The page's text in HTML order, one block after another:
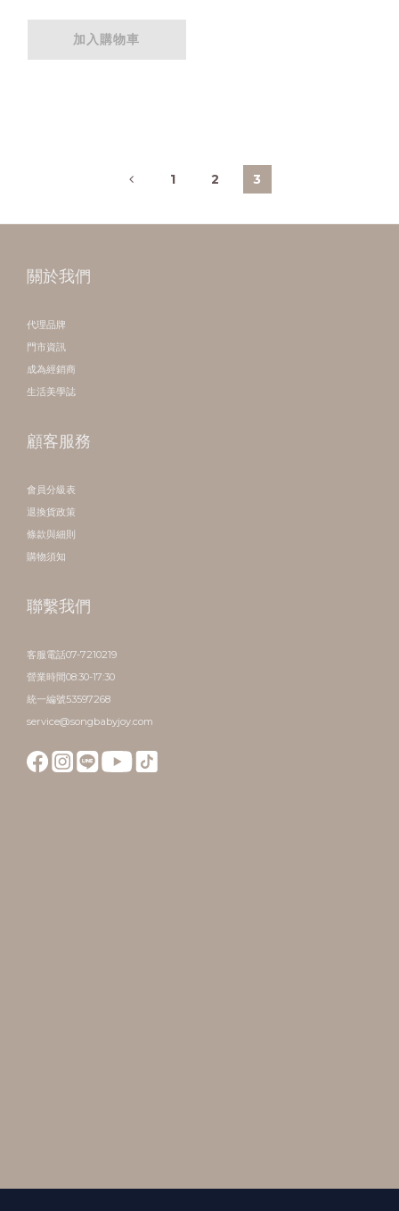
加入購物車
1 2 3
關於我們
代理品牌
門市資訊
成為經銷商
生活美學誌
顧客服務
會員分級表
退換貨政策
條款與細則
購物須知
聯繫我們
客服電話07-7210219
營業時間08:30-17:30
統一編號53597268
service@songbabyjoy.com